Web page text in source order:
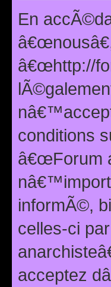
En
â€œhttp://
conditions
â€œForum
informÃ©,
celles-ci
acceptez